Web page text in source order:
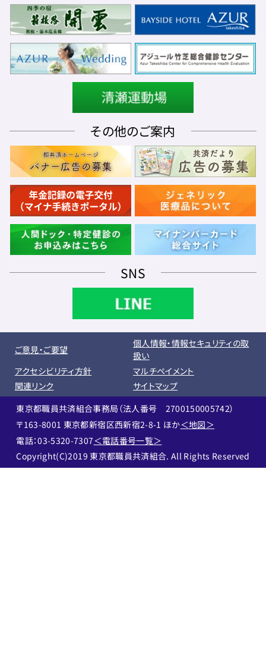
その他のご案内
SNS
ご意見・ご要望
個人情報・情報セキュリティの取
扱い
アクセシビリティ方針
マルチペイメント
関連リンク
サイトマップ
東京都職員共済組合事務局（法人番号 2700150005742）
〒163-8001 東京都新宿区西新宿2-8-1 ほか＜地図＞
電話：03-5320-7307＜電話番号一覧＞
Copyright(C)2019 東京都職員共済組合. All Rights Reserved